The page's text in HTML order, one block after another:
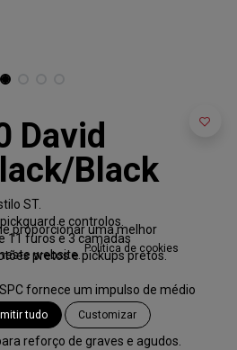
David
Black
ST.
e controlos.
11 furos e 3 camadas
pretos e pickups pretos.
fornece um impulso de médio
terrestre.
reforço de graves e agudos.
proporcionar uma melhor
website.
Política de cookies
tudo Customizar